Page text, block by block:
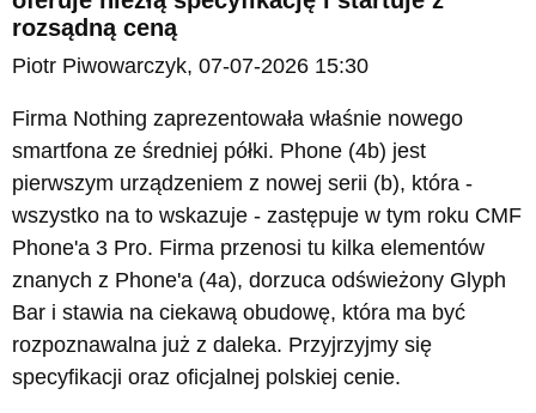
rozsądną ceną
Piotr Piwowarczyk, 07-07-2026 15:30
Firma Nothing zaprezentowała właśnie nowego
smartfona ze średniej półki. Phone (4b) jest
pierwszym urządzeniem z nowej serii (b), która -
wszystko na to wskazuje - zastępuje w tym roku CMF
Phone'a 3 Pro. Firma przenosi tu kilka elementów
znanych z Phone'a (4a), dorzuca odświeżony Glyph
Bar i stawia na ciekawą obudowę, która ma być
rozpoznawalna już z daleka. Przyjrzyjmy się
specyfikacji oraz oficjalnej polskiej cenie.